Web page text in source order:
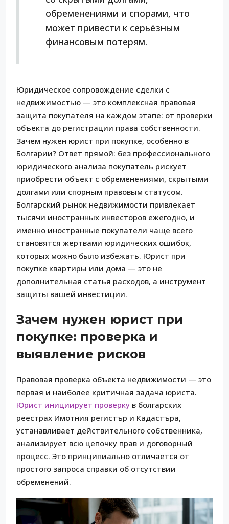
обременениями и спорами, что
может привести к серьёзным
финансовым потерям.
Юридическое сопровождение сделки с
недвижимостью — это комплексная правовая
защита покупателя на каждом этапе: от проверки
объекта до регистрации права собственности.
Зачем нужен юрист при покупке, особенно в
Болгарии? Ответ прямой: без профессионального
юридического анализа покупатель рискует
приобрести объект с обременениями, скрытыми
долгами или спорным правовым статусом.
Болгарский рынок недвижимости привлекает
тысячи иностранных инвесторов ежегодно, и
именно иностранные покупатели чаще всего
становятся жертвами юридических ошибок,
которых можно было избежать. Юрист при
покупке квартиры или дома — это не
дополнительная статья расходов, а инструмент
защиты вашей инвестиции.
Зачем нужен юрист при
покупке: проверка и
выявление рисков
Правовая проверка объекта недвижимости — это
первая и наиболее критичная задача юриста.
Юрист инициирует проверку в болгарских
реестрах Имотния регистър и Кадастъра,
устанавливает действительного собственника,
анализирует всю цепочку прав и договорный
процесс. Это принципиально отличается от
простого запроса справки об отсутствии
обременений.